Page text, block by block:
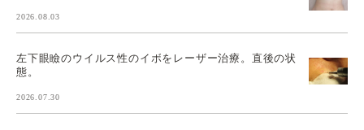
2026.08.03
左下眼瞼のウイルス性のイボをレーザー治療。直後の状
態。
2026.07.30